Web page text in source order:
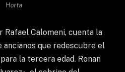
Horta
Rafael Calomeni, cuenta la
ancianos que redescubre el
la tercera edad. Ronan